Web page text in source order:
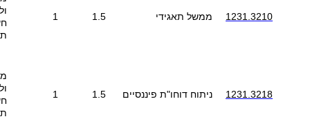
1231.3210 ממשל תאגידי 1.5
1
1231.3218 ניתוח דוחו"ת פיננסיים 1.5
1